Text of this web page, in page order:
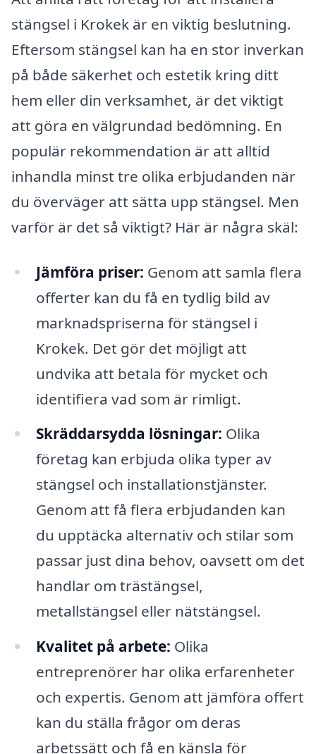
stängsel i Krokek är en viktig beslutning.
Eftersom stängsel kan ha en stor inverkan
på både säkerhet och estetik kring ditt
hem eller din verksamhet, är det viktigt
att göra en välgrundad bedömning. En
populär rekommendation är att alltid
inhandla minst tre olika erbjudanden när
du överväger att sätta upp stängsel. Men
varför är det så viktigt? Här är några skäl:
Jämföra priser: Genom att samla flera
offerter kan du få en tydlig bild av
marknadspriserna för stängsel i
Krokek. Det gör det möjligt att
undvika att betala för mycket och
identifiera vad som är rimligt.
Skräddarsydda lösningar: Olika
företag kan erbjuda olika typer av
stängsel och installationstjänster.
Genom att få flera erbjudanden kan
du upptäcka alternativ och stilar som
passar just dina behov, oavsett om det
handlar om trästängsel,
metallstängsel eller nätstängsel.
Kvalitet på arbete: Olika
entreprenörer har olika erfarenheter
och expertis. Genom att jämföra offert
kan du ställa frågor om deras
arbetssätt och få en känsla för